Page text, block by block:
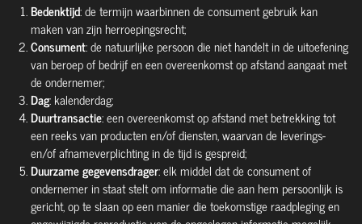
Bedenktijd: de termijn waarbinnen de consument gebruik kan
maken van zijn herroepingsrecht;
Consument: de natuurlijke persoon die niet handelt in de uitoefening
van beroep of bedrijf en een overeenkomst op afstand aangaat met
de ondernemer;
Dag: kalenderdag;
Duurtransactie: een overeenkomst op afstand met betrekking tot
een reeks van producten en/of diensten, waarvan de leverings-
en/of afnameverplichting in de tijd is gespreid;
Duurzame gegevensdrager: elk middel dat de consument of
ondernemer in staat stelt om informatie die aan hem persoonlijk is
gericht, op te slaan op een manier die toekomstige raadpleging en